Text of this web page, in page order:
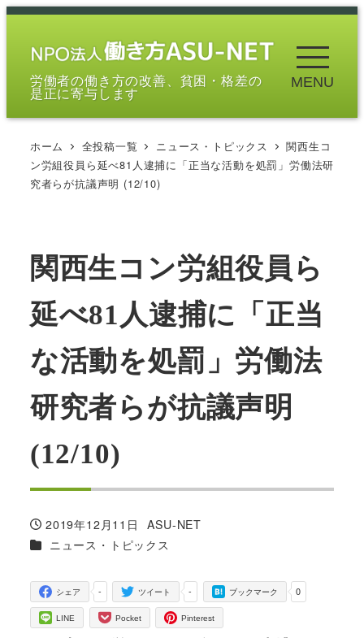
メ
労働者の働き方の改善、貧困・格差の
是正に寄与します
MENU
ホーム 全投稿一覧 ニュース・トピックス
関西生コ
ン労組役員ら延べ81人逮捕に「正当な活動を処罰」労働法研
究者らが抗議声明 (12/10)
関西生コン労組役員ら
延べ81人逮捕に「正当
な活動を処罰」労働法
研究者らが抗議声明
(12/10)
投稿日
2019年12月11日
著
者
ASU-NET
カテゴリー
ニュース・トピックス
-
シェア -
ツイート 0
ブックマーク
LINE Pocket Pinterest